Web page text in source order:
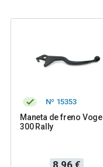
Nº 15353
Maneta de freno Voge
300 Rally
Precio
8,96 €